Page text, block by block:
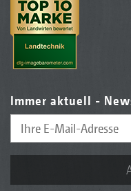
Immer aktuell -